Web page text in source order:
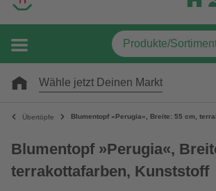
Wähle jetzt Deinen Markt
Übertöpfe Blumentopf »Perugia«, Breite: 55 cm,
Blumentopf »Perugia«,
terrakottafarben, Kunststoff